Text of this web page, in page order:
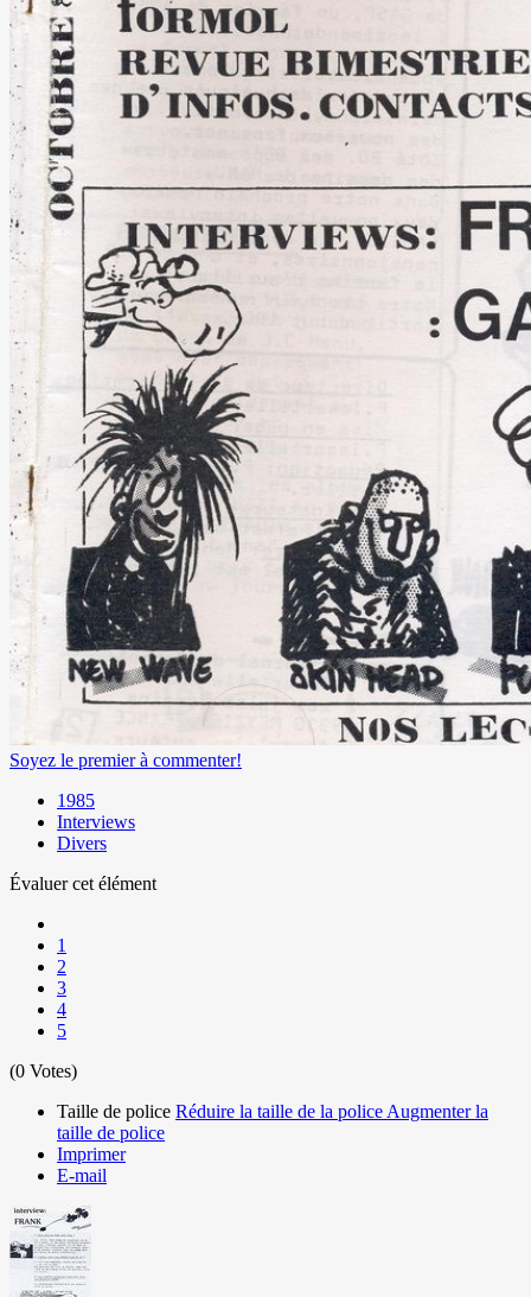
Soyez le premier à commenter!
1985
Interviews
Divers
Évaluer cet élément
1
2
3
4
5
(0 Votes)
Taille de police Réduire la taille de la police Augmenter la
taille de police
Imprimer
E-mail